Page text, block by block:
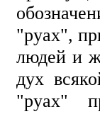
"руах",
людей и
дух
"руах"